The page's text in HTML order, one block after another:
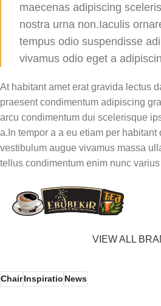
maecenas adipiscing
nostra urna non.Iaculis
tempus odio suspendisse
vivamus odio eget a
At habitant amet erat gravida lectus
praesent condimentum adipiscing
arcu condimentum dui scelerisque
a.In tempor a a eu etiam per habitant
vestibulum augue vivamus massa
tellus condimentum enim nunc
VIEW ALL
ChairInspiratioNews